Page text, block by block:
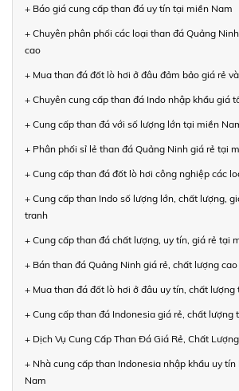
+ Báo giá cung cấp than đá uy tín tại miền Nam
+ Chuyên phân phối các loại than đá Quảng
cao
+ Mua than đá đốt lò hơi ở đâu đảm bảo giá rẻ
+ Chuyên cung cấp than đá Indo nhập khẩu giá
+ Cung cấp than đá với số lượng lớn tại miền
+ Phân phối sỉ lẻ than đá Quảng Ninh giá rẻ tại
+ Cung cấp than đá đốt lò hơi công nghiệp các
+ Cung cấp than Indo số lượng lớn, chất lượng,
tranh
+ Cung cấp than đá chất lượng, uy tín, giá rẻ tại
+ Bán than đá Quảng Ninh giá rẻ, chất lượng
+ Mua than đá đốt lò hơi ở đâu uy tín, chất lượng
+ Cung cấp than đá Indonesia giá rẻ, chất lượng
+ Dịch Vụ Cung Cấp Than Đá Giá Rẻ, Chất
+ Nhà cung cấp than Indonesia nhập khẩu uy
Nam